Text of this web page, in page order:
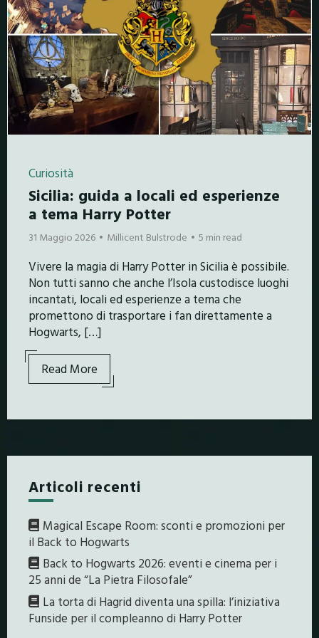
Curiosità
Sicilia: guida a locali ed esperienze
a tema Harry Potter
31 Maggio 2026 Millicent Bulstrode 5 min read
Vivere la magia di Harry Potter in Sicilia è possibile.
Non tutti sanno che anche l’Isola custodisce luoghi
incantati, locali ed esperienze a tema che
promettono di trasportare i fan direttamente a
Hogwarts, […]
Read More
Articoli recenti
Magical Escape Room: sconti e promozioni per
il Back to Hogwarts
Back to Hogwarts 2026: eventi e cinema per i
25 anni de “La Pietra Filosofale”
La torta di Hagrid diventa una spilla: l’iniziativa
Funside per il compleanno di Harry Potter